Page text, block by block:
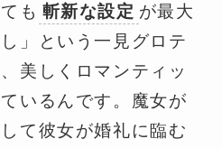
も 斬新な設定 が最大
」という一見グロテ
美しくロマンティッ
いるんです。魔女が
て彼女が婚礼に臨む